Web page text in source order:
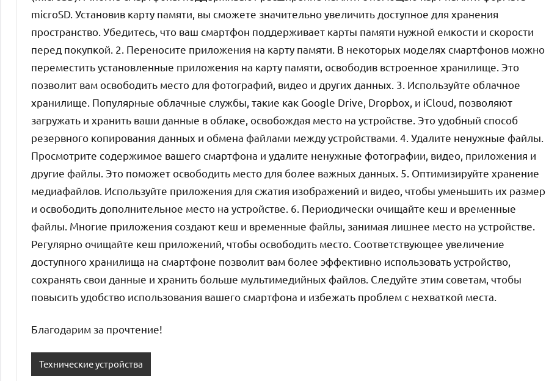
microSD. Установив карту памяти, вы сможете значительно увеличить доступное для хранения
пространство. Убедитесь, что ваш смартфон поддерживает карты памяти нужной емкости и скорости
перед покупкой. 2. Переносите приложения на карту памяти. В некоторых моделях смартфонов можно
переместить установленные приложения на карту памяти, освободив встроенное хранилище. Это
позволит вам освободить место для фотографий, видео и других данных. 3. Используйте облачное
хранилище. Популярные облачные службы, такие как Google Drive, Dropbox, и iCloud, позволяют
загружать и хранить ваши данные в облаке, освобождая место на устройстве. Это удобный способ
резервного копирования данных и обмена файлами между устройствами. 4. Удалите ненужные файлы.
Просмотрите содержимое вашего смартфона и удалите ненужные фотографии, видео, приложения и
другие файлы. Это поможет освободить место для более важных данных. 5. Оптимизируйте хранение
медиафайлов. Используйте приложения для сжатия изображений и видео, чтобы уменьшить их размер
и освободить дополнительное место на устройстве. 6. Периодически очищайте кеш и временные
файлы. Многие приложения создают кеш и временные файлы, занимая лишнее место на устройстве.
Регулярно очищайте кеш приложений, чтобы освободить место. Соответствующее увеличение
доступного хранилища на смартфоне позволит вам более эффективно использовать устройство,
сохранять свои данные и хранить больше мультимедийных файлов. Следуйте этим советам, чтобы
повысить удобство использования вашего смартфона и избежать проблем с нехваткой места.
Благодарим за прочтение!
Технические устройства